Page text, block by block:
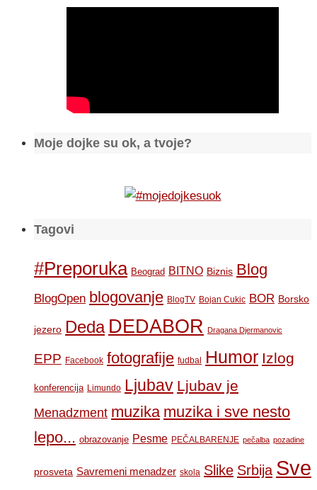
Moje dojke su ok, a tvoje?
Tagovi
#Preporuka Beograd BITNO Biznis Blog
BlogOpen blogovanje BlogTV Bojan Cukic BOR Borsko
jezero Deda DEDABOR Dragana Djermanovic
EPP Facebook fotografije fudbal Humor Izlog
konferencija Limundo Ljubav Ljubav je
Menadzment muzika muzika i sve nesto
lepo... obrazovanje Pesme PEČALBARENJE pečalba pozadine
prosveta Savremeni menadzer skola Slike Srbija Sve